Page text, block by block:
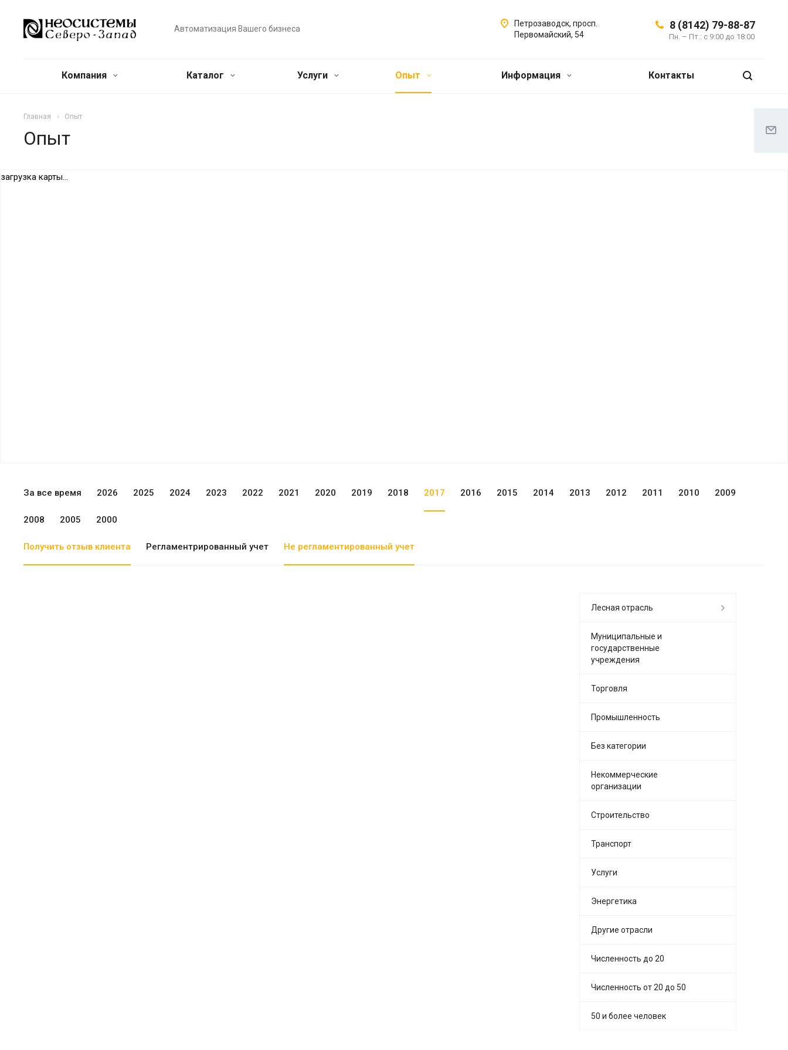
Автоматизация Вашего бизнеса 8 (8142) 79-88-87
Пн. – Пт.: с 9:00 до 18:00
Петрозаводск, просп.
Первомайский, 54
Компания Каталог Услуги Опыт Информация Контакты
Главная Опыт
Опыт
загрузка карты...
За все время 2026 2025 2024 2023 2022 2021 2020 2019 2018 2017 2016 2015 2014 2013 2012 2011 2010 2009
2008 2005 2000
Получить отзыв клиента Регламентрированный учет Не регламентированный учет
Лесная отрасль
Муниципальные и
государственные
учреждения
Торговля
Промышленность
Без категории
Некоммерческие
организации
Строительство
Транспорт
Услуги
Энергетика
Другие отрасли
Численность до 20
Численность от 20 до 50
50 и более человек